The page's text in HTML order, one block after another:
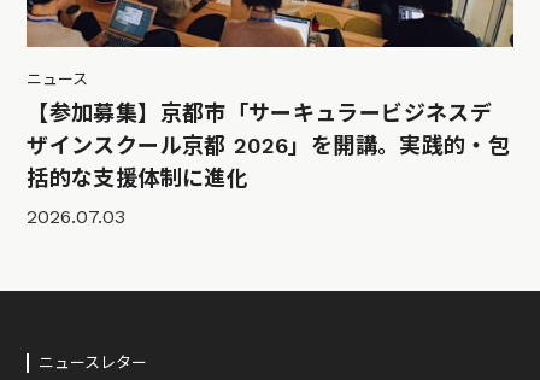
ニュース
【参加募集】京都市「サーキュラービジネスデ
ザインスクール京都 2026」を開講。実践的・包
括的な支援体制に進化
2026.07.03
ニュースレター